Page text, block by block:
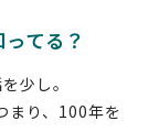
てる？
少し。
まり、100年を